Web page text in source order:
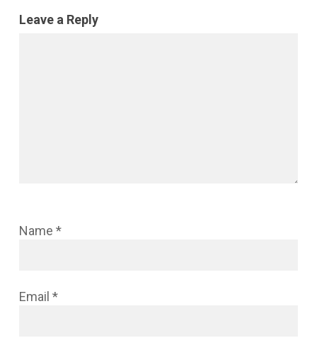
Leave a Reply
Name *
Email *